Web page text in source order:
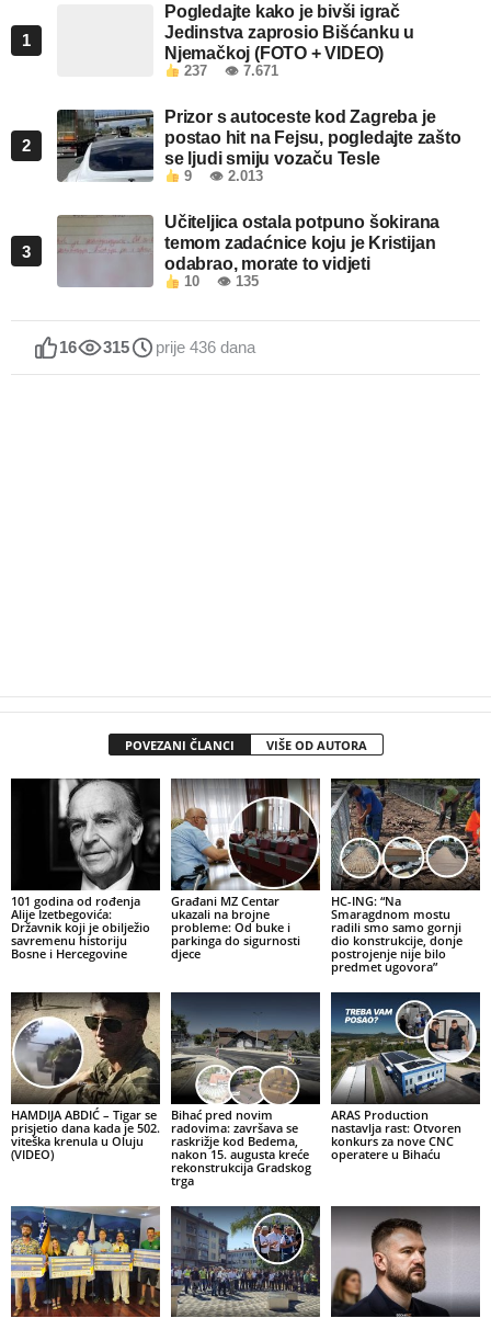
1
Pogledajte kako je bivši igrač
Jedinstva zaprosio Bišćanku u
Njemačkoj (FOTO + VIDEO)
237 👁 7.671
2
Prizor s autoceste kod Zagreba je
postao hit na Fejsu, pogledajte zašto
se ljudi smiju vozaču Tesle
9 👁 2.013
3
Učiteljica ostala potpuno šokirana
temom zadaćnice koju je Kristijan
odabrao, morate to vidjeti
10 👁 135
16 315 prije 436 dana
POVEZANI ČLANCI VIŠE OD AUTORA
101 godina od rođenja
Alije Izetbegovića:
Državnik koji je obilježio
savremenu historiju
Bosne i Hercegovine
Građani MZ Centar
ukazali na brojne
probleme: Od buke i
parkinga do sigurnosti
djece
HC-ING: “Na
Smaragdnom mostu
radili smo samo gornji
dio konstrukcije, donje
postrojenje nije bilo
predmet ugovora”
HAMDIJA ABDIĆ – Tigar se
prisjetio dana kada je 502.
viteška krenula u Oluju
(VIDEO)
Bihać pred novim
radovima: završava se
raskrižje kod Bedema,
nakon 15. augusta kreće
rekonstrukcija Gradskog
trga
ARAS Production
nastavlja rast: Otvoren
konkurs za nove CNC
operatere u Bihaću